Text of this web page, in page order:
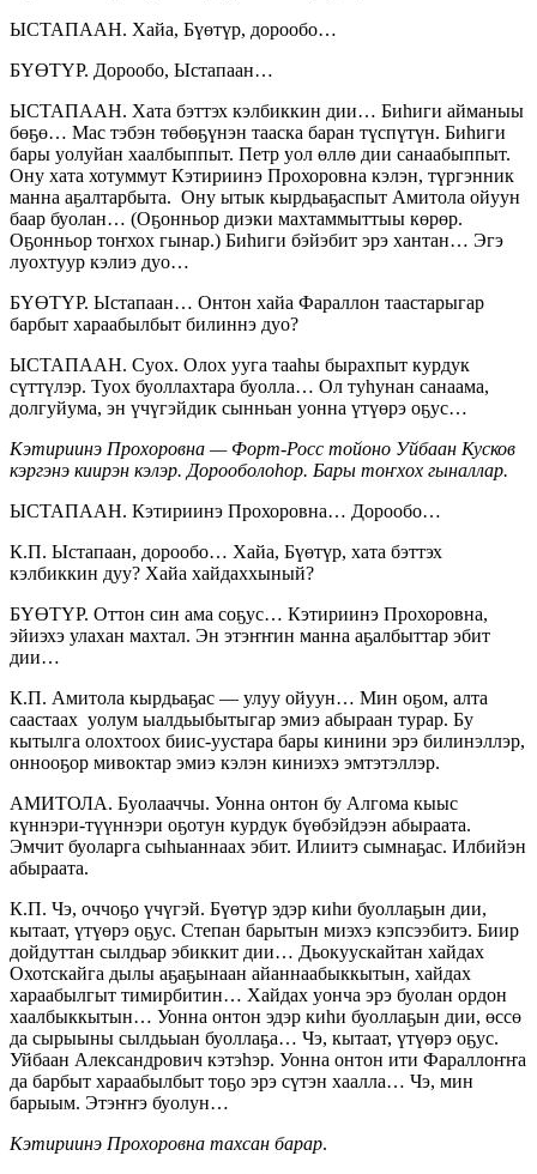
ЫСТАПААН. Хайа, Бүөтүр, дорообо…
БҮӨТҮР. Дорообо, Ыстапаан…
ЫСТАПААН. Хата бэттэх кэлбиккин дии… Биһиги айманыы
бөҕө… Мас тэбэн төбөҕүнэн тааска баран түспүтүн. Биһиги
бары уолуйан хаалбыппыт. Петр уол өллө дии санаабыппыт.
Ону хата хотуммут Кэтириинэ Прохоровна кэлэн, түргэнник
манна аҕалтарбыта. Ону ытык кырдьаҕаспыт Амитола ойуун
баар буолан… (Оҕонньор диэки махтаммыттыы көрөр.
Оҕонньор тоҥхох гынар.) Биһиги бэйэбит эрэ хантан… Эгэ
луохтуур кэлиэ дуо…
БҮӨТҮР. Ыстапаан… Онтон хайа Фараллон таастарыгар
барбыт хараабылбыт билиннэ дуо?
ЫСТАПААН. Суох. Олох ууга тааһы бырахпыт курдук
сүттүлэр. Туох буоллахтара буолла… Ол туһунан санаама,
долгуйума, эн үчүгэйдик сынньан уонна үтүөрэ оҕус…
Кэтириинэ Прохоровна — Форт-Росс тойоно Уйбаан Кусков
кэргэнэ киирэн кэлэр. Дорооболоһор. Бары тоҥхох гыналлар.
ЫСТАПААН. Кэтириинэ Прохоровна… Дорообо…
К.П. Ыстапаан, дорообо… Хайа, Бүөтүр, хата бэттэх
кэлбиккин дуу? Хайа хайдаххыный?
БҮӨТҮР. Оттон син ама соҕус… Кэтириинэ Прохоровна,
эйиэхэ улахан махтал. Эн этэҥҥин манна аҕалбыттар эбит
дии…
К.П. Амитола кырдьаҕас — улуу ойуун… Мин оҕом, алта
саастаах уолум ыалдьыбытыгар эмиэ абыраан турар. Бу
кытылга олохтоох биис-уустара бары кинини эрэ билинэллэр,
оннооҕор мивоктар эмиэ кэлэн киниэхэ эмтэтэллэр.
АМИТОЛА. Буолааччы. Уонна онтон бу Алгома кыыс
күннэри-түүннэри оҕотун курдук бүөбэйдээн абыраата.
Эмчит буоларга сыһыаннаах эбит. Илиитэ сымнаҕас. Илбийэн
абыраата.
К.П. Чэ, оччоҕо үчүгэй. Бүөтүр эдэр киһи буоллаҕын дии,
кытаат, үтүөрэ оҕус. Степан барытын миэхэ кэпсээбитэ. Биир
дойдуттан сылдьар эбиккит дии… Дьокуускайтан хайдах
Охотскайга дылы аҕаҕынаан айаннаабыккытын, хайдах
хараабылгыт тимирбитин… Хайдах уонча эрэ буолан ордон
хаалбыккытын… Уонна онтон эдэр киһи буоллаҕын дии, өссө
да сырыыны сылдьыан буоллаҕа… Чэ, кытаат, үтүөрэ оҕус.
Уйбаан Александрович кэтэһэр. Уонна онтон ити Фараллоҥҥа
да барбыт хараабылбыт тоҕо эрэ сүтэн хаалла… Чэ, мин
барыым. Этэҥҥэ буолун…
Кэтириинэ Прохоровна тахсан барар.